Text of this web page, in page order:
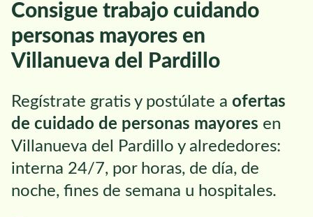
Consigue trabajo cuidando
personas mayores en
Villanueva del Pardillo
Regístrate gratis y postúlate a ofertas
de cuidado de personas mayores en
Villanueva del Pardillo y alrededores:
interna 24/7, por horas, de día, de
noche, fines de semana u hospitales.